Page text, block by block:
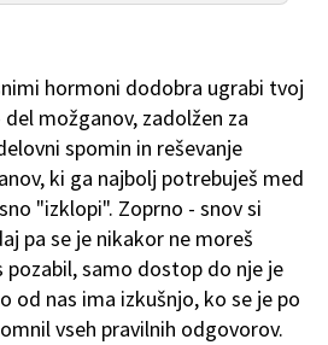
hormoni dodobra ugrabi tvoj
možganov, zadolžen za
spomin in reševanje
ki ga najbolj potrebuješ med
"izklopi". Zoprno - snov si
pa se je nikakor ne moreš
pozabil, samo dostop do nje je
od nas ima izkušnjo, ko se je po
vseh pravilnih odgovorov.